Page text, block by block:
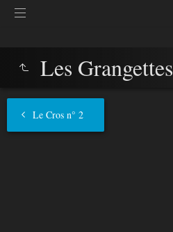
Les Grangettes
Le Cros n° 2